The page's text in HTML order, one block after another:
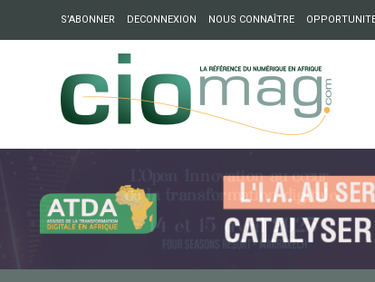
S’ABONNER DECONNEXION NOUS CONNAÎTRE
: Partech Shaker lance Chapter54 pour créer des